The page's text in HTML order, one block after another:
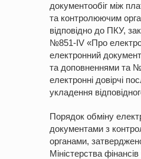
документообіг між
та контролюючим
відповідно до ПКУ,
№851-IV «Про
електронний
та доповненнями та
електронні довірчі
укладення
Порядок обміну
документами з
органами,
Міністерства фінансів